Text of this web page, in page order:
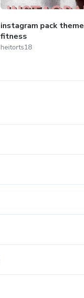
instagram pack theme
fitness
heitorts18